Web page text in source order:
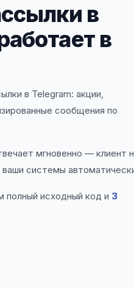
в
в
в Telegram: акции,
сообщения по
мгновенно — клиент
системы
полный исходный код и 3